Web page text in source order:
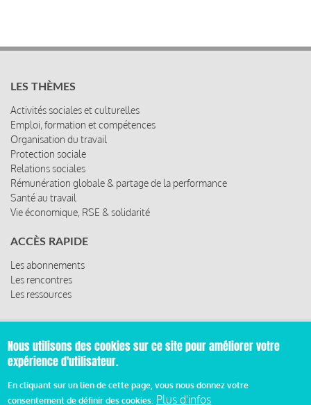
LES THÈMES
Activités sociales et culturelles
Emploi, formation et compétences
Organisation du travail
Protection sociale
Relations sociales
Rémunération globale & partage de la performance
Santé au travail
Vie économique, RSE & solidarité
ACCÈS RAPIDE
Les abonnements
Les rencontres
Les ressources
© 2019 Miroir Social - Réalisé par Cafffeine
Mentions légales et condition générale d’utilisation et
d’abonnement
Nous utilisons des cookies sur ce site pour améliorer votre
expérience d'utilisateur.
En cliquant sur un lien de cette page, vous nous donnez votre
consentement de définir des cookies. Plus d'infos